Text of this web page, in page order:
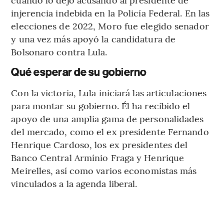
injerencia indebida en la Policía Federal. En las
elecciones de 2022, Moro fue elegido senador
y una vez más apoyó la candidatura de
Bolsonaro contra Lula.
Qué esperar de su gobierno
Con la victoria, Lula iniciará las articulaciones
para montar su gobierno. Él ha recibido el
apoyo de una amplia gama de personalidades
del mercado, como el ex presidente Fernando
Henrique Cardoso, los ex presidentes del
Banco Central Armínio Fraga y Henrique
Meirelles, así como varios economistas más
vinculados a la agenda liberal.